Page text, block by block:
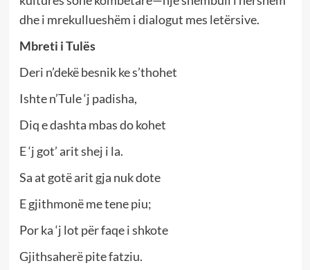
dhe i mrekullueshëm i dialogut mes letërsive.
Mbreti i Tulës
Deri n’dekë besnik ke s’thohet
Ishte n’Tule ‘j padisha,
Diq e dashta mbas do kohet
E ‘j got’ arit shej i la.
Sa at gotë arit gja nuk dote
E gjithmonë me tene piu;
Por ka ‘j lot për faqe i shkote
Gjithsaherë pite fatziu.